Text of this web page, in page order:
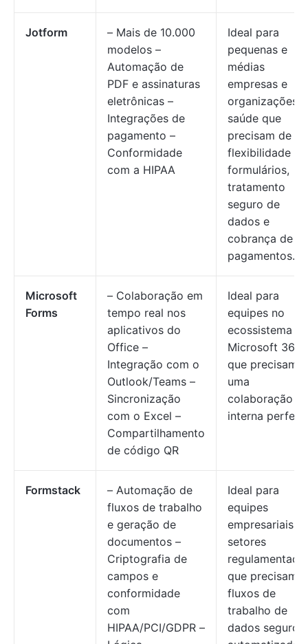
Jotform
– Mais de 10.000
modelos –
Automação de
PDF e assinaturas
eletrônicas –
Integrações de
pagamento –
Conformidade
com a HIPAA
Ideal para
pequenas e
médias
empresas e
organizações
saúde que
precisam de
flexibilidade
formulários,
tratamento
seguro de
dados e
cobrança de
pagamentos.
Microsoft
Forms
– Colaboração em
tempo real nos
aplicativos do
Office –
Integração com o
Outlook/Teams –
Sincronização
com o Excel –
Compartilhamento
de código QR
Ideal para
equipes no
ecossistema
Microsoft 365
que precisam
uma
colaboração
interna
Formstack
– Automação de
fluxos de trabalho
e geração de
documentos –
Criptografia de
campos e
conformidade
com
HIPAA/PCI/GDPR –
Ideal para
equipes
empresariais
setores
que precisam
fluxos de
trabalho de
dados seguros